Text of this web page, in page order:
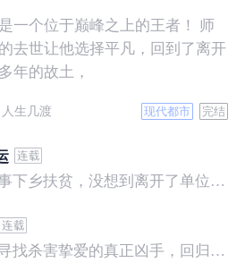
一个位于巅峰之上的王者！ 师
去世让他选择平凡，回到了离开
年的故土，
人生几渡 现代都市 完结
我和一个美艳少妇同事下乡扶贫，没想到离开了单位之后，她就性格大变……
曾经的炎黄兵王，为寻找杀害挚爱的真正凶手，回归都市，开始了一段精彩绝伦的征程。